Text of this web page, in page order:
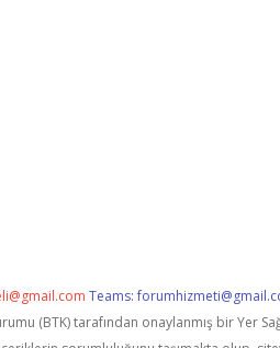
Teams:
(BTK) tarafından onaylanmış bir